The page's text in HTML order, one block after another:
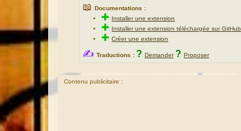
📖 Documentations :
✚ Installer une extension
✚ Installer une extension téléchargée sur GitHub
✚Créer une extension
✍ Traductions : ? Demander ? Proposer
Contenu publicitaire :